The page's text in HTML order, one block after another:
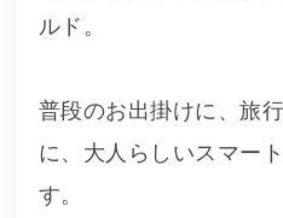
ルド。
普段のお出掛けに、旅
に、大人らしいスマー
す。